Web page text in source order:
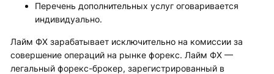
Перечень дополнительных услуг оговаривается
индивидуально.
Лайм ФХ зарабатывает исключительно на комиссии за
совершение операций на рынке форекс. Лайм ФХ —
легальный форекс-брокер, зарегистрированный в